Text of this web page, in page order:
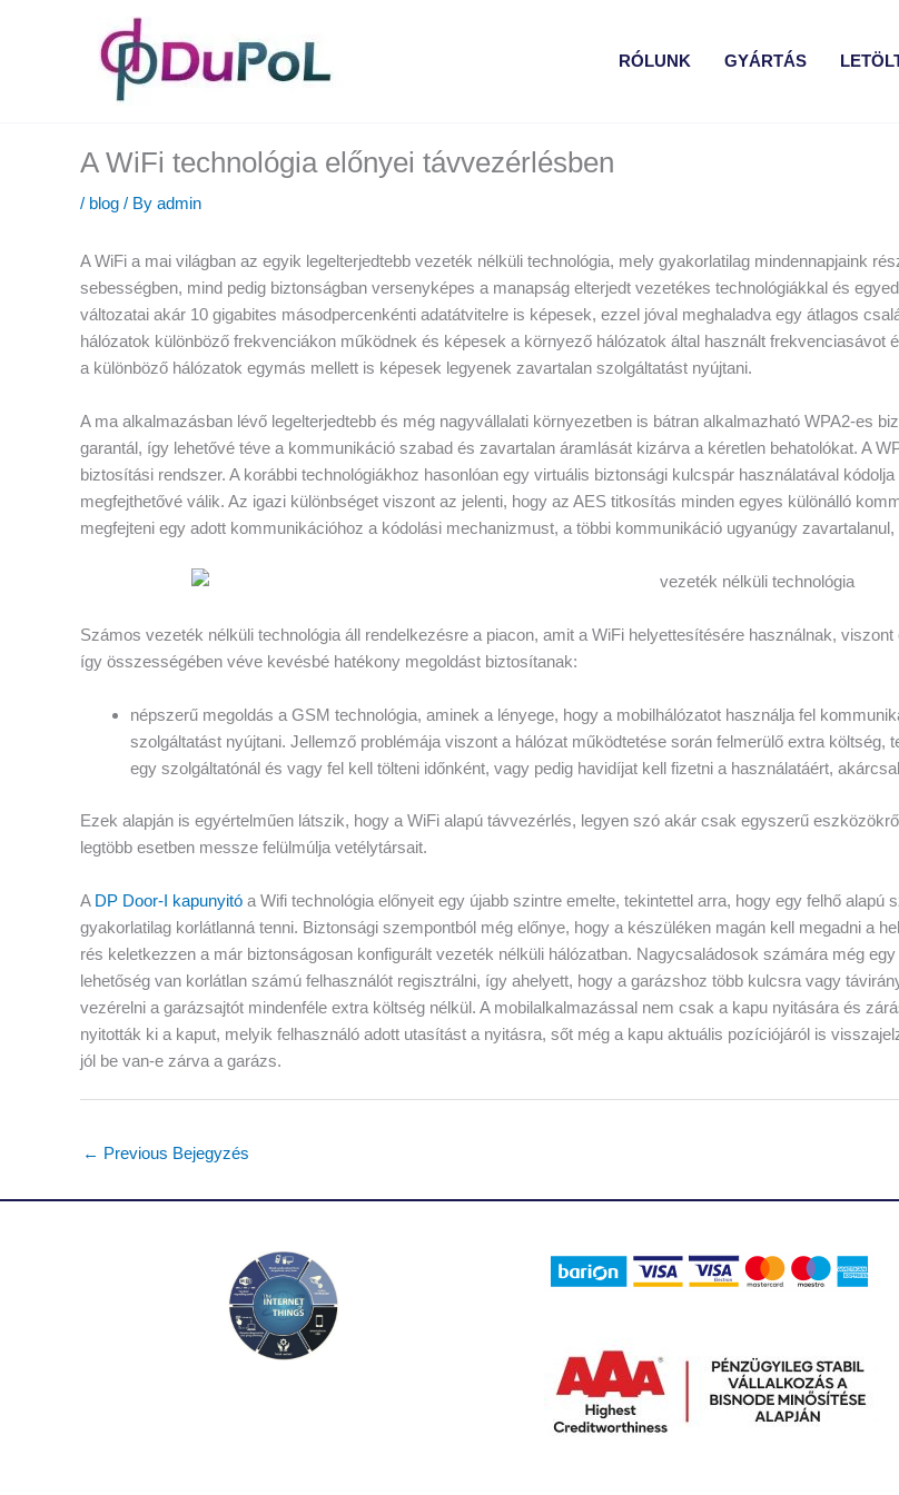
RÓLUNK GYÁRTÁS
A WiFi technológia előnyei távvezérlésben
/ blog / By admin
A WiFi a mai világban az egyik legelterjedtebb vezeték nélküli technológia, mely gyakorlatilag mindennapjaink
sebességben, mind pedig biztonságban versenyképes a manapság elterjedt vezetékes technológiákkal és
változatai akár 10 gigabites másodpercenkénti adatátvitelre is képesek, ezzel jóval meghaladva egy átlagos
hálózatok különböző frekvenciákon működnek és képesek a környező hálózatok által használt
a különböző hálózatok egymás mellett is képesek legyenek zavartalan szolgáltatást nyújtani.
A ma alkalmazásban lévő legelterjedtebb és még nagyvállalati környezetben is bátran alkalmazható WPA2-es
garantál, így lehetővé téve a kommunikáció szabad és zavartalan áramlását kizárva a kéretlen behatolókat. A
biztosítási rendszer. A korábbi technológiákhoz hasonlóan egy virtuális biztonsági kulcspár használatával
megfejthetővé válik. Az igazi különbséget viszont az jelenti, hogy az AES titkosítás minden egyes különálló
megfejteni egy adott kommunikációhoz a kódolási mechanizmust, a többi kommunikáció ugyanúgy
Számos vezeték nélküli technológia áll rendelkezésre a piacon, amit a WiFi helyettesítésére használnak,
így összességében véve kevésbé hatékony megoldást biztosítanak:
népszerű megoldás a GSM technológia, aminek a lényege, hogy a mobilhálózatot használja fel
szolgáltatást nyújtani. Jellemző problémája viszont a hálózat működtetése során felmerülő extra
egy szolgáltatónál és vagy fel kell tölteni időnként, vagy pedig havidíjat kell fizetni a használatáért,
Ezek alapján is egyértelműen látszik, hogy a WiFi alapú távvezérlés, legyen szó akár csak egyszerű
legtöbb esetben messze felülmúlja vetélytársait.
A DP Door-I kapunyitó a Wifi technológia előnyeit egy újabb szintre emelte, tekintettel arra, hogy egy felhő
gyakorlatilag korlátlanná tenni. Biztonsági szempontból még előnye, hogy a készüléken magán kell megadni a
rés keletkezzen a már biztonságosan konfigurált vezeték nélküli hálózatban. Nagycsaládosok számára még
lehetőség van korlátlan számú felhasználót regisztrálni, így ahelyett, hogy a garázshoz több kulcsra vagy
vezérelni a garázsajtót mindenféle extra költség nélkül. A mobilalkalmazással nem csak a kapu nyitására és
nyitották ki a kaput, melyik felhasználó adott utasítást a nyitásra, sőt még a kapu aktuális pozíciójáról is
jól be van-e zárva a garázs.
← Previous Bejegyzés